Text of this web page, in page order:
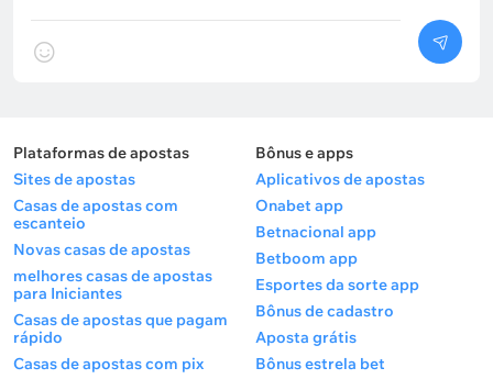
Plataformas de apostas
Sites de apostas
Casas de apostas com
escanteio
Novas casas de apostas
melhores casas de apostas
para Iniciantes
Casas de apostas que pagam
rápido
Casas de apostas com pix
Bônus e apps
Aplicativos de apostas
Onabet app
Betnacional app
Betboom app
Esportes da sorte app
Bônus de cadastro
Aposta grátis
Bônus estrela bet